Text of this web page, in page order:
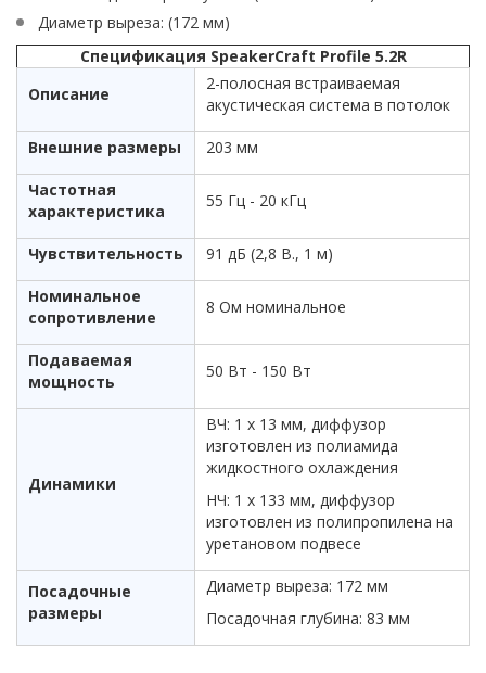
Диаметр выреза: (172 мм)
Спецификация SpeakerCraft Profile 5.2R
Описание
2-полосная встраиваемая
акустическая система в потолок
Внешние размеры 203 мм
Частотная
характеристика
55 Гц - 20 кГц
Чувствительность 91 дБ (2,8 В., 1 м)
Номинальное
сопротивление
8 Ом номинальное
Подаваемая
мощность
50 Вт - 150 Вт
Динамики
ВЧ: 1 х 13 мм, диффузор
изготовлен из полиамида
жидкостного охлаждения
НЧ: 1 х 133 мм, диффузор
изготовлен из полипропилена на
уретановом подвесе
Посадочные
размеры
Диаметр выреза: 172 мм
Посадочная глубина: 83 мм